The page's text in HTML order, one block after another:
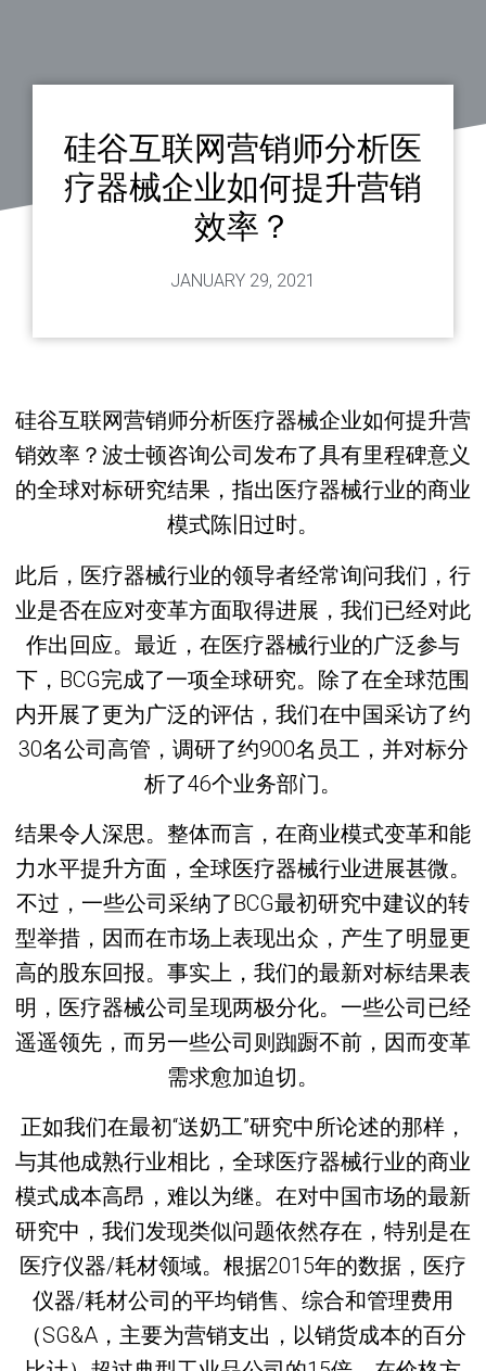
硅谷互联网营销师分析医
疗器械企业如何提升营销
效率？
JANUARY 29, 2021
硅谷互联网营销师分析医疗器械企业如何提升营
销效率？波士顿咨询公司发布了具有里程碑意义
的全球对标研究结果，指出医疗器械行业的商业
模式陈旧过时。
此后，医疗器械行业的领导者经常询问我们，行
业是否在应对变革方面取得进展，我们已经对此
作出回应。最近，在医疗器械行业的广泛参与
下，BCG完成了一项全球研究。除了在全球范围
内开展了更为广泛的评估，我们在中国采访了约
30名公司高管，调研了约900名员工，并对标分
析了46个业务部门。
结果令人深思。整体而言，在商业模式变革和能
力水平提升方面，全球医疗器械行业进展甚微。
不过，一些公司采纳了BCG最初研究中建议的转
型举措，因而在市场上表现出众，产生了明显更
高的股东回报。事实上，我们的最新对标结果表
明，医疗器械公司呈现两极分化。一些公司已经
遥遥领先，而另一些公司则踟蹰不前，因而变革
需求愈加迫切。
正如我们在最初“送奶工”研究中所论述的那样，
与其他成熟行业相比，全球医疗器械行业的商业
模式成本高昂，难以为继。在对中国市场的最新
研究中，我们发现类似问题依然存在，特别是在
医疗仪器/耗材领域。根据2015年的数据，医疗
仪器/耗材公司的平均销售、综合和管理费用
（SG&A，主要为营销支出，以销货成本的百分